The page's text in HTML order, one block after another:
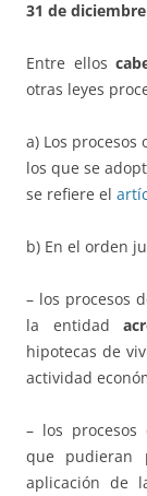
31 de
Entre ellos
otras leyes
a) Los procesos
los que se
se refiere el
b) En el orden
– los procesos
la entidad
hipotecas de
actividad
– los procesos
que
aplicación de